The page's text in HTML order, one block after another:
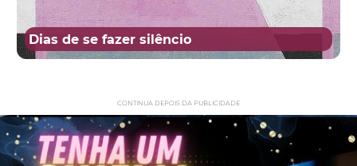
Dias de se fazer silêncio
CONTINUA DEPOIS DA PUBLICIDADE